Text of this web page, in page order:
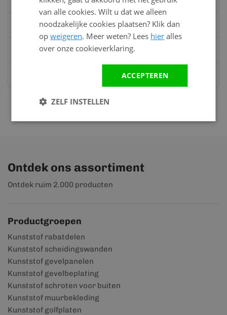
0528 - 355190
Mailinfo@kunststofbouwmateriaal.nl
Whatsapp
Ontdek ons assortiment
Ontdek ruim 2.000 producten
Productgroepen
Kunststof rabatdelen
Kunststof scheidingswanden
Kunststof gevelpanelen
Kunststof gevelbeplating
Kunststof schroten voor buiten
Kunststof muurbekleding
Kunststof golfplaten
van alle cookies. Wilt u dat we alleen
noodzakelijke cookies plaatsen? Klik dan
opweigeren. Meer weten? Lees hier alles
over onze cookieverklaring.
ACCEPTEREN
ZELF INSTELLEN